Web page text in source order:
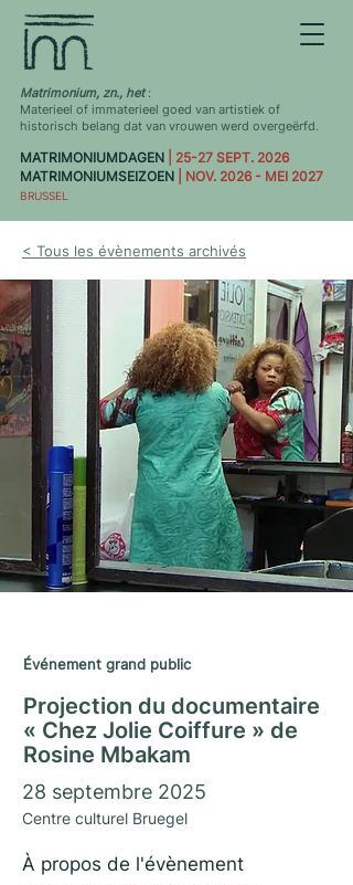
Matrimonium, zn., het :
Materieel of immaterieel goed van artistiek of
historisch belang dat van vrouwen werd overgeërfd.
MATRIMONIUMDAGEN | 25-27 SEPT. 2026
MATRIMONIUMSEIZOEN | NOV. 2026 - MEI 2027
BRUSSEL
< Tous les évènements archivés
Événement grand public
Projection du documentaire
« Chez Jolie Coiffure » de
Rosine Mbakam
28 septembre 2025
Centre culturel Bruegel
À propos de l'évènement